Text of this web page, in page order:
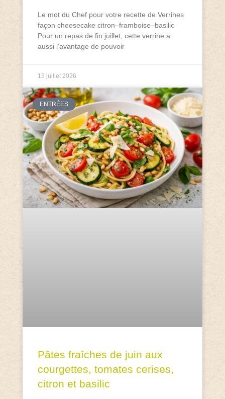
Le mot du Chef pour votre recette de Verrines
façon cheesecake citron–framboise–basilic
Pour un repas de fin juillet, cette verrine a
aussi l’avantage de pouvoir
15 juillet 2026
ENTRÉES
Pâtes fraîches de juin aux
courgettes, tomates cerises,
citron et basilic